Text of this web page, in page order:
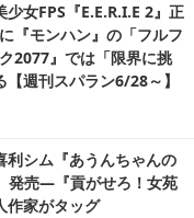
少女FPS『E.E.R.I.E 2』正
『モンハン』の「フルフ
2077』では「限界に挑
週刊スパラン6/28～】
利シム『あうんちゃんの
発売―『貢がせろ！女苑
作家がタッグ